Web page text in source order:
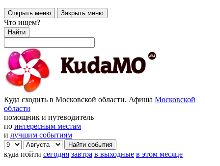
Открыть меню Закрыть меню
Что ищем?
Найти
Куда сходить в Московской области. Афиша Московской
области
помощник и путеводитель
по интересным местам
и лучшим событиям
куда пойти сегодня завтра в выходные в этом месяце